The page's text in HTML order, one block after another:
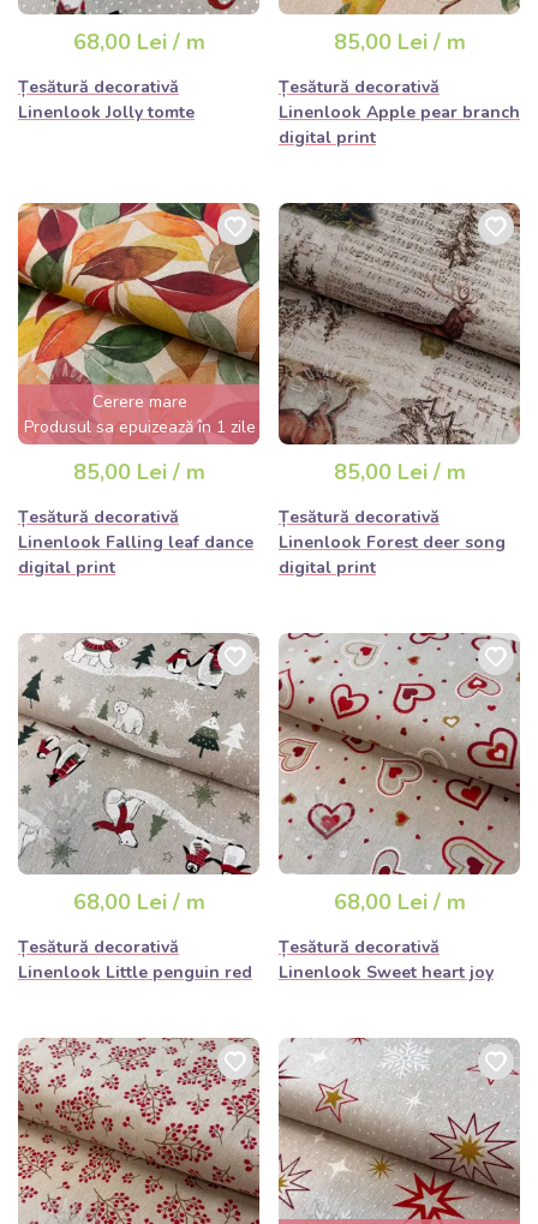
68,00 Lei / m
Țesătură decorativă
Linenlook Jolly tomte
85,00 Lei / m
Țesătură decorativă
Linenlook Apple pear branch
digital print
Cerere mare
Produsul sa epuizează în 1 zile
85,00 Lei / m
Țesătură decorativă
Linenlook Falling leaf dance
digital print
85,00 Lei / m
Țesătură decorativă
Linenlook Forest deer song
digital print
68,00 Lei / m
Țesătură decorativă
Linenlook Little penguin red
68,00 Lei / m
Țesătură decorativă
Linenlook Sweet heart joy